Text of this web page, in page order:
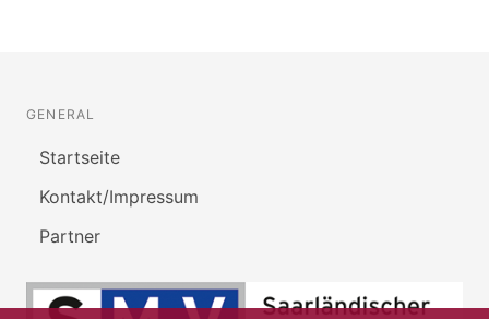
GENERAL
Startseite
Kontakt/Impressum
Partner